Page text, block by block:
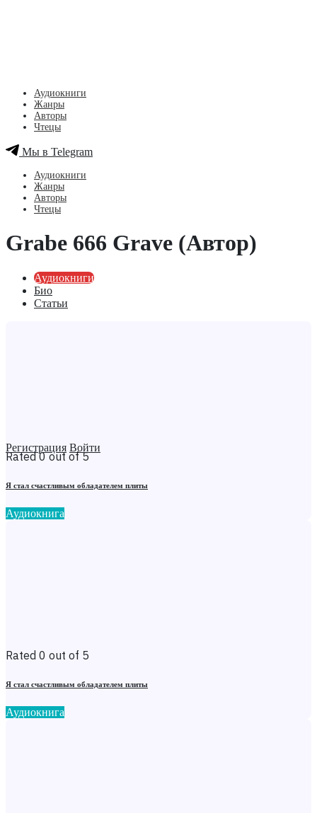
Регистрация Войти
Аудиокниги
Жанры
Авторы
Чтецы
Мы в Telegram
Аудиокниги
Жанры
Авторы
Чтецы
Grabe 666 Grave (Автор)
Аудиокниги
Био
Статьи
Rated 0 out of 5
Я стал счастливым обладателем плиты
Аудиокнига
Rated 0 out of 5
Я стал счастливым обладателем плиты
Аудиокнига